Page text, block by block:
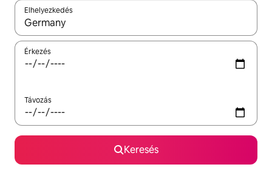
Elhelyezkedés
Az eredmények között a felfelé és a lefelé nyíllal
Érkezés
Távozás
Keresés